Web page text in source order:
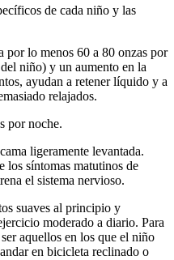
de cada niño y las
por lo menos 60 a 80 onzas por
niño) y un aumento en la
ayudan a retener líquido y a
relajados.
por noche.
ligeramente levantada.
los síntomas matutinos de
el sistema nervioso.
suaves al principio y
moderado a diario. Para
aquellos en los que el niño
en bicicleta reclinado o